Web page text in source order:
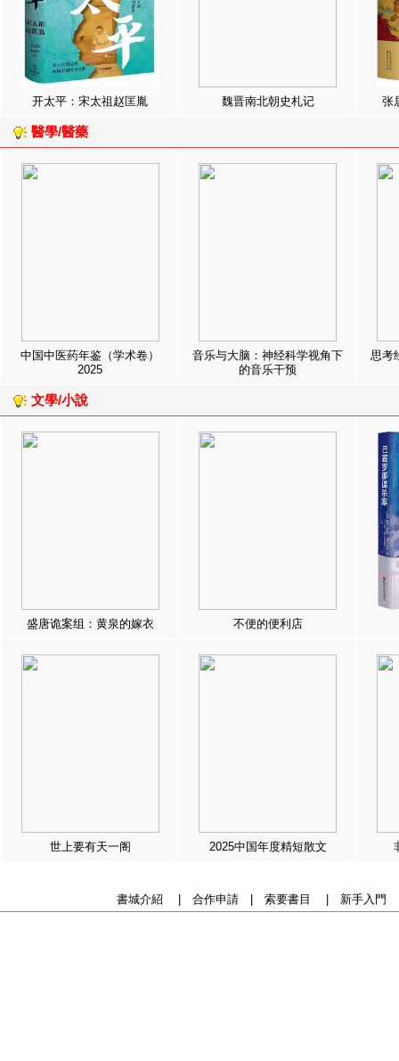
开太平：宋太祖赵匡胤 魏晋南北朝史札记 张
醫學/醫藥
中国中医药年鉴（学术卷）
2025
音乐与大脑：神经科学视角下
的音乐干预
思考
文學/小說
盛唐诡案组：黄泉的嫁衣 不便的便利店
世上要有天一阁 2025中国年度精短散文
書城介紹 合作申請| 索要書目 新手入門